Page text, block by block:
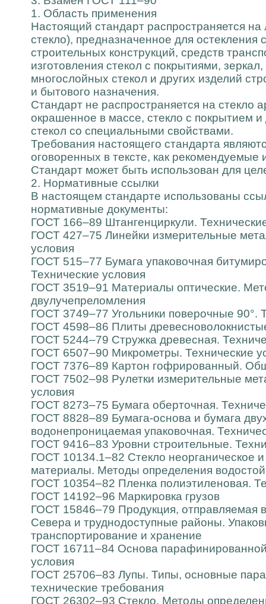
1. Область применения
Настоящий стандарт распространяется на
стекло), предназначенное для остекления
строительных конструкций, средств
изготовления стекол с покрытиями,
многослойных стекол и других изделий
и бытового назначения.
Стандарт не распространяется на стекло
окрашенное в массе, стекло с покрытием
стекол со специальными свойствами.
Требования настоящего стандарта
оговоренных в тексте, как рекомендуемые
Стандарт может быть использован для
2. Нормативные ссылки
В настоящем стандарте использованы
нормативные документы:
ГОСТ 166–89 Штангенциркули.
ГОСТ 427–75 Линейки измерительные
условия
ГОСТ 515–77 Бумага упаковочная
Технические условия
ГОСТ 3519–91 Материалы оптические.
двулучепреломления
ГОСТ 3749–77 Угольники поверочные 90°.
ГОСТ 4598–86 Плиты
ГОСТ 5244–79 Стружка древесная.
ГОСТ 6507–90 Микрометры. Технические
ГОСТ 7376–89 Картон гофрированный.
ГОСТ 7502–98 Рулетки измерительные
условия
ГОСТ 8273–75 Бумага оберточная.
ГОСТ 8828–89 Бумага-основа и бумага
водонепроницаемая упаковочная.
ГОСТ 9416–83 Уровни строительные.
ГОСТ 10134.1–82 Стекло неорганическое и
материалы. Методы определения
ГОСТ 10354–82 Пленка полиэтиленовая.
ГОСТ 14192–96 Маркировка грузов
ГОСТ 15846–79 Продукция, отправляемая
Севера и труднодоступные районы.
транспортирование и хранение
ГОСТ 16711–84 Основа
условия
ГОСТ 25706–83 Лупы. Типы, основные
технические требования
ГОСТ 26302–93 Стекло. Методы